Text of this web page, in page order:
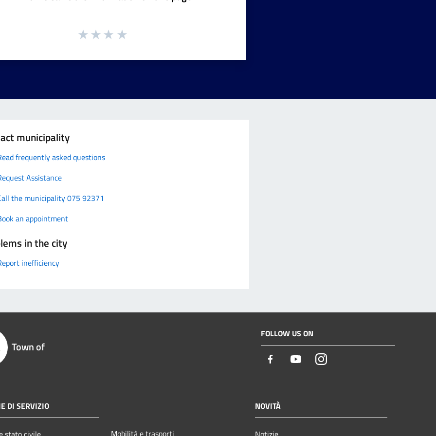
municipality
frequently asked questions
Assistance
the municipality 075 92371
an appointment
in the city
inefficiency
Town of
FOLLOW US ON
Facebook YoutubeInstagram
DI SERVIZIO
Mobilità e trasporti
NOVITÀ